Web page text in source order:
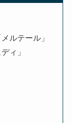
ルテール」
ィ」